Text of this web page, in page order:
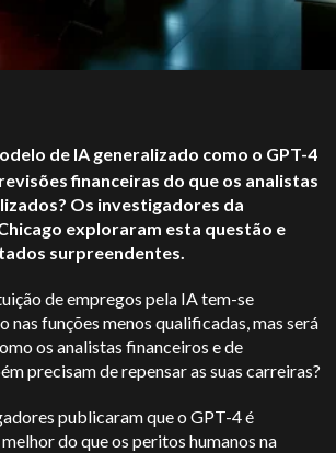
de IA generalizado como o GPT-4
financeiras do que os analistas
Os investigadores da
exploraram esta questão e
surpreendentes.
de empregos pela IA tem-se
nas funções menos qualificadas, mas será
os analistas financeiros e de
precisam de repensar as suas carreiras?
publicaram que o GPT-4 é
do que os peritos humanos na